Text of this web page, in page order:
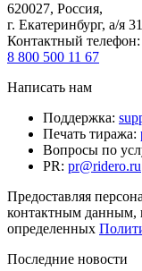
620027, Россия,
г. Екатеринбург, а/я
Контактный телефон:
8 800 500 11 67
Написать нам
Поддержка:
Печать тиража:
Вопросы по
PR: pr@ridero.ru
Предоставляя
контактным данным,
определенных
Последние новости